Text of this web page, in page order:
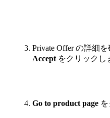
Private Offer の詳細
Accept をクリックし
Go to product page